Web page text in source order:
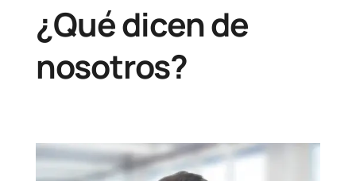
¿Qué dicen de
nosotros?